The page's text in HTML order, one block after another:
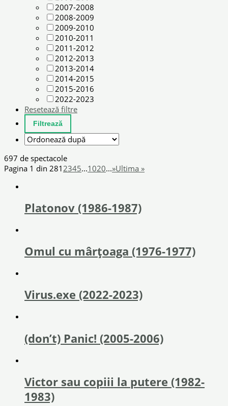
2007-2008
2008-2009
2009-2010
2010-2011
2011-2012
2012-2013
2013-2014
2014-2015
2015-2016
2022-2023
Resetează filtre
697 de spectacole
Pagina 1 din 281 2345...1020...»Ultima »
Platonov (1986-1987)
Omul cu mârțoaga (1976-1977)
Virus.exe (2022-2023)
(don’t) Panic! (2005-2006)
Victor sau copiii la putere (1982-
1983)